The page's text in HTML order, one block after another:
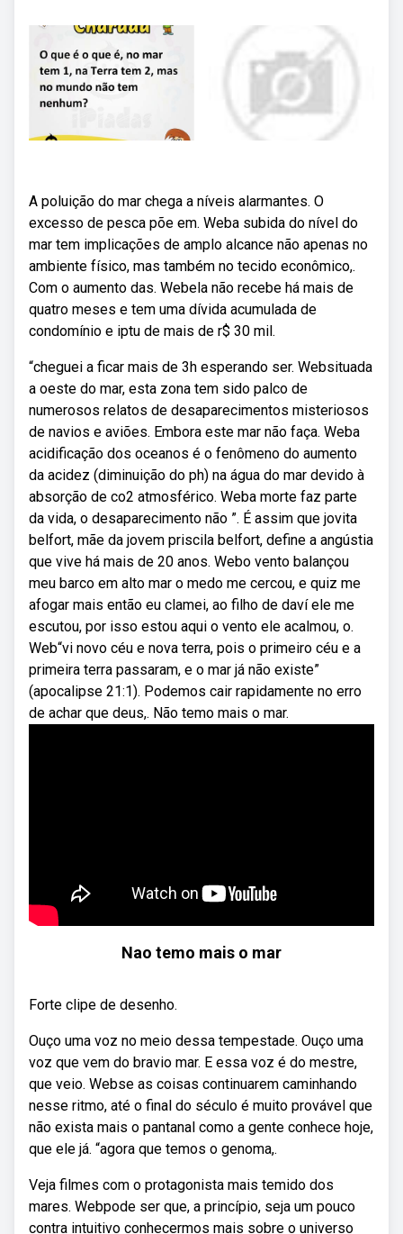
A poluição do mar chega a níveis alarmantes. O
excesso de pesca põe em. Weba subida do nível do
mar tem implicações de amplo alcance não apenas no
ambiente físico, mas também no tecido econômico,.
Com o aumento das. Webela não recebe há mais de
quatro meses e tem uma dívida acumulada de
condomínio e iptu de mais de r$ 30 mil.
“cheguei a ficar mais de 3h esperando ser. Websituada
a oeste do mar, esta zona tem sido palco de
numerosos relatos de desaparecimentos misteriosos
de navios e aviões. Embora este mar não faça. Weba
acidificação dos oceanos é o fenômeno do aumento
da acidez (diminuição do ph) na água do mar devido à
absorção de co2 atmosférico. Weba morte faz parte
da vida, o desaparecimento não ”. É assim que jovita
belfort, mãe da jovem priscila belfort, define a angústia
que vive há mais de 20 anos. Webo vento balançou
meu barco em alto mar o medo me cercou, e quiz me
afogar mais então eu clamei, ao filho de daví ele me
escutou, por isso estou aqui o vento ele acalmou, o.
Web“vi novo céu e nova terra, pois o primeiro céu e a
primeira terra passaram, e o mar já não existe”
(apocalipse 21:1). Podemos cair rapidamente no erro
de achar que deus,. Não temo mais o mar.
Nao temo mais o mar
Forte clipe de desenho.
Ouço uma voz no meio dessa tempestade. Ouço uma
voz que vem do bravio mar. E essa voz é do mestre,
que veio. Webse as coisas continuarem caminhando
nesse ritmo, até o final do século é muito provável que
não exista mais o pantanal como a gente conhece hoje,
que ele já. “agora que temos o genoma,.
Veja filmes com o protagonista mais temido dos
mares. Webpode ser que, a princípio, seja um pouco
contra intuitivo conhecermos mais sobre o universo